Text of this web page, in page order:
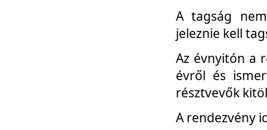
A tagság
jeleznie kell
Az évnyitón a
évről és
résztvevők
A rendezvény